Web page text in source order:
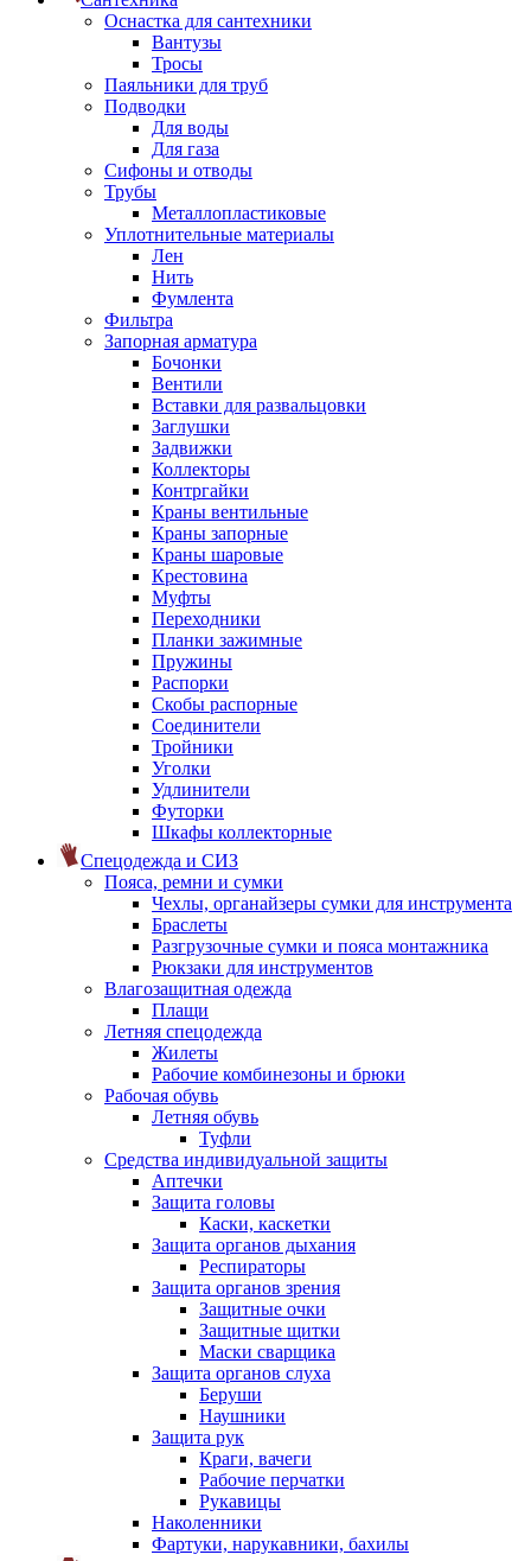
Оснастка для сантехники
Вантузы
Тросы
Паяльники для труб
Подводки
Для воды
Для газа
Сифоны и отводы
Трубы
Металлопластиковые
Уплотнительные материалы
Лен
Нить
Фумлента
Фильтра
Запорная арматура
Бочонки
Вентили
Вставки для развальцовки
Заглушки
Задвижки
Коллекторы
Контргайки
Краны вентильные
Краны запорные
Краны шаровые
Крестовина
Муфты
Переходники
Планки зажимные
Пружины
Распорки
Скобы распорные
Соединители
Тройники
Уголки
Удлинители
Футорки
Шкафы коллекторные
Спецодежда и СИЗ
Пояса, ремни и сумки
Чехлы, органайзеры сумки для инструмента
Браслеты
Разгрузочные сумки и пояса монтажника
Рюкзаки для инструментов
Влагозащитная одежда
Плащи
Летняя спецодежда
Жилеты
Рабочие комбинезоны и брюки
Рабочая обувь
Летняя обувь
Туфли
Средства индивидуальной защиты
Аптечки
Защита головы
Каски, каскетки
Защита органов дыхания
Респираторы
Защита органов зрения
Защитные очки
Защитные щитки
Маски сварщика
Защита органов слуха
Беруши
Наушники
Защита рук
Краги, вачеги
Рабочие перчатки
Рукавицы
Наколенники
Фартуки, нарукавники, бахилы